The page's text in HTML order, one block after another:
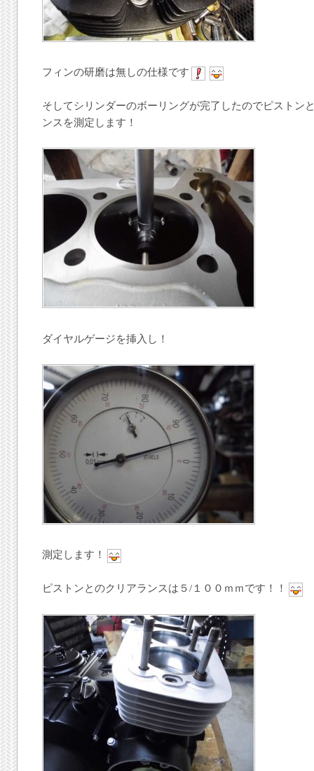
フィンの研磨は無しの仕様です
そしてシリンダーのボーリングが完了したのでピストン
ンスを測定します！
ダイヤルゲージを挿入し！
測定します！
ピストンとのクリアランスは５/１００ｍｍです！！